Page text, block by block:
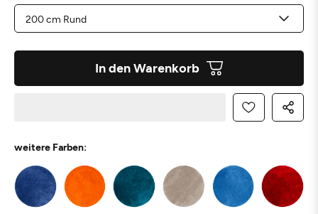
In den Warenkorb
weitere Farben: